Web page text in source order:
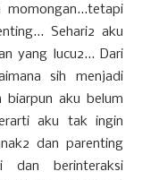
Sehari2 aku
yang lucu2... Dari
sih menjadi
biarpun aku belum
aku tak ingin
dan parenting
dan berinteraksi